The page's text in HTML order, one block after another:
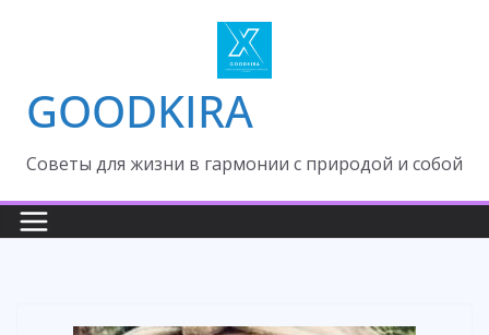
GOODKIRA
Cоветы для жизни в гармонии с природой и собой